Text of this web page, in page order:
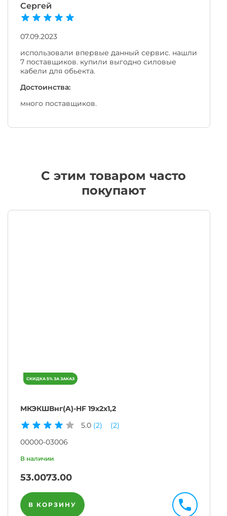
Сергей
07.09.2023
использовали впервые данный сервис. нашли
7 поставщиков. купили выгодно силовые
кабели для обьекта.
Достоинства:
много поставщиков.
C этим товаром часто
покупают
МКЭКШВнг(A)-HF 19х2х1,2
5.0 (2)
(2)
00000-03006
53.0073.00
В КОРЗИНУ